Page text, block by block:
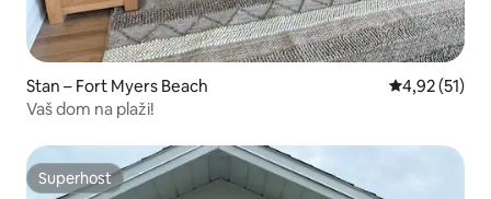
Stan – Fort Myers Beach Prosječna
4,92 (51)
Vaš dom na plaži!
Superhost
Superhost